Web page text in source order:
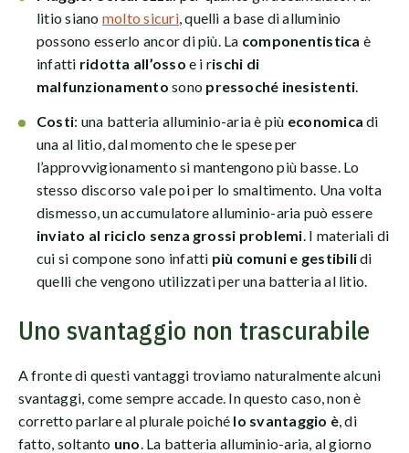
litio siano molto sicuri, quelli a base di alluminio
possono esserlo ancor di più. La componentistica è
infatti ridotta all’osso e i rischi di
malfunzionamento sono pressoché inesistenti.
Costi: una batteria alluminio-aria è più economica di
una al litio, dal momento che le spese per
l’approvvigionamento si mantengono più basse. Lo
stesso discorso vale poi per lo smaltimento. Una volta
dismesso, un accumulatore alluminio-aria può essere
inviato al riciclo senza grossi problemi . I materiali di
cui si compone sono infatti più comuni e gestibilidi
quelli che vengono utilizzati per una batteria al litio.
Uno svantaggio non trascurabile
A fronte di questi vantaggi troviamo naturalmente alcuni
svantaggi, come sempre accade. In questo caso, non è
corretto parlare al plurale poiché lo svantaggio è , di
fatto, soltanto uno . La batteria alluminio-aria, al giorno